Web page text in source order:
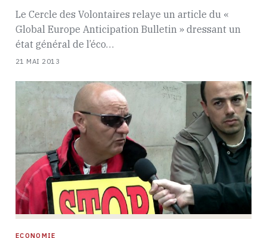
Le Cercle des Volontaires relaye un article du «
Global Europe Anticipation Bulletin » dressant un
état général de l’éco…
21 MAI 2013
ECONOMIE